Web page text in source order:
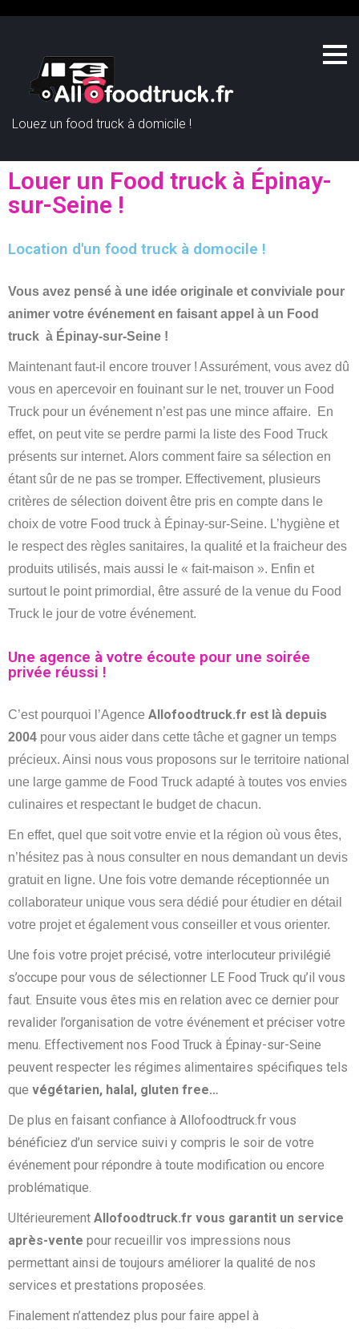
Louez un food truck à domicile !
Louer un Food truck à Épinay-
sur-Seine !
Location d'un food truck à domocile !
Vous avez pensé à une idée originale et conviviale pour
animer votre événement en faisant appel à un Food
truck à Épinay-sur-Seine !
Maintenant faut-il encore trouver ! Assurément, vous avez dû
vous en apercevoir en fouinant sur le net, trouver un Food
Truck pour un événement n’est pas une mince affaire. En
effet, on peut vite se perdre parmi la liste des Food Truck
présents sur internet. Alors comment faire sa sélection en
étant sûr de ne pas se tromper. Effectivement, plusieurs
critères de sélection doivent être pris en compte dans le
choix de votre Food truck à Épinay-sur-Seine. L’hygiène et
le respect des règles sanitaires, la qualité et la fraicheur des
produits utilisés, mais aussi le « fait-maison ». Enfin et
surtout le point primordial, être assuré de la venue du Food
Truck le jour de votre événement.
Une agence à votre écoute pour une soirée
privée réussi !
C’est pourquoi l’Agence Allofoodtruck.fr est là depuis
2004 pour vous aider dans cette tâche et gagner un temps
précieux. Ainsi nous vous proposons sur le territoire national
une large gamme de Food Truck adapté à toutes vos envies
culinaires et respectant le budget de chacun.
En effet, quel que soit votre envie et la région où vous êtes,
n’hésitez pas à nous consulter en nous demandant un devis
gratuit en ligne. Une fois votre demande réceptionnée un
collaborateur unique vous sera dédié pour étudier en détail
votre projet et également vous conseiller et vous orienter.
Une fois votre projet précisé, votre interlocuteur privilégié
s’occupe pour vous de sélectionner LE Food Truck qu’il vous
faut. Ensuite vous êtes mis en relation avec ce dernier pour
revalider l’organisation de votre événement et préciser votre
menu. Effectivement nos Food Truck à Épinay-sur-Seine
peuvent respecter les régimes alimentaires spécifiques tels
que végétarien, halal, gluten free…
De plus en faisant confiance à Allofoodtruck.fr vous
bénéficiez d’un service suivi y compris le soir de votre
événement pour répondre à toute modification ou encore
problématique.
Ultérieurement Allofoodtruck.fr vous garantit un service
après-vente pour recueillir vos impressions nous
permettant ainsi de toujours améliorer la qualité de nos
services et prestations proposées.
Finalement n’attendez plus pour faire appel à